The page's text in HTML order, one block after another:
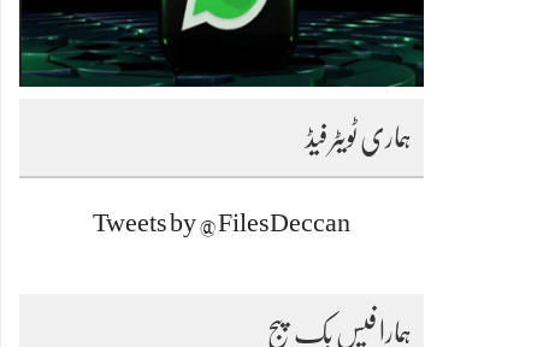
ہماری ٹویٹر فیڈ
Tweets by @FilesDeccan
ہمارا فیس بک پیج